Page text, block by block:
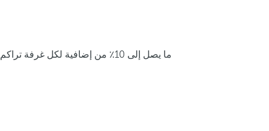
ما يصل إلى 10٪ من إضافية لكل غرفة تراكم